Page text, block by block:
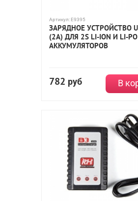
Артикул: E9395
ЗАРЯДНОЕ УСТРОЙСТВО
(2А) ДЛЯ 2S LI-ION И LI-PO
АККУМУЛЯТОРОВ
782 руб В